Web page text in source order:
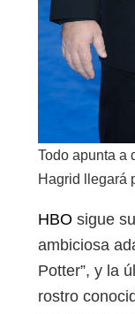
Todo apunta a
Hagrid llegará
HBO sigue
ambiciosa
Potter”, y la
rostro